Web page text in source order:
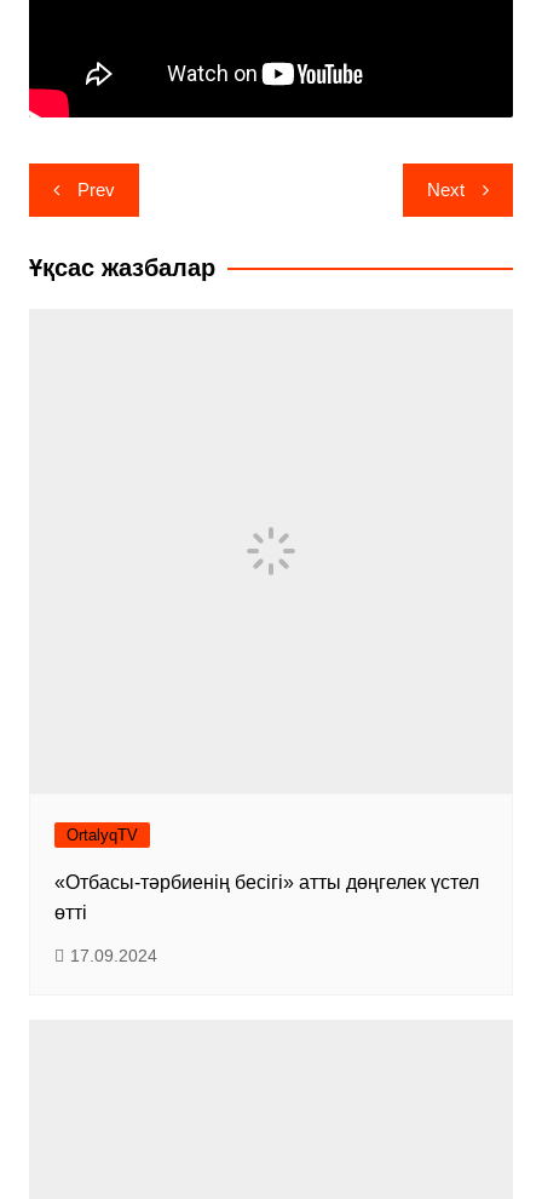
Навигация
по
записям
Prev Next
Ұқсас жазбалар
OrtalyqTV
«Отбасы-тәрбиенің бесігі» атты дөңгелек үстел
өтті
17.09.2024